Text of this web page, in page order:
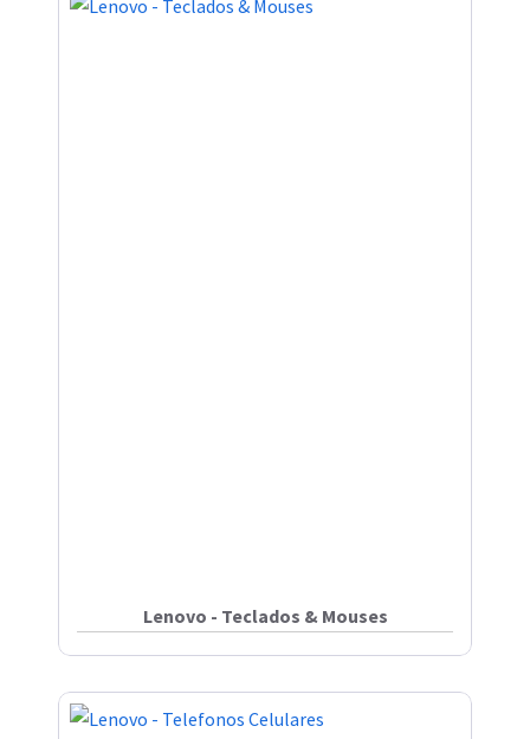
Lenovo - Teclados & Mouses